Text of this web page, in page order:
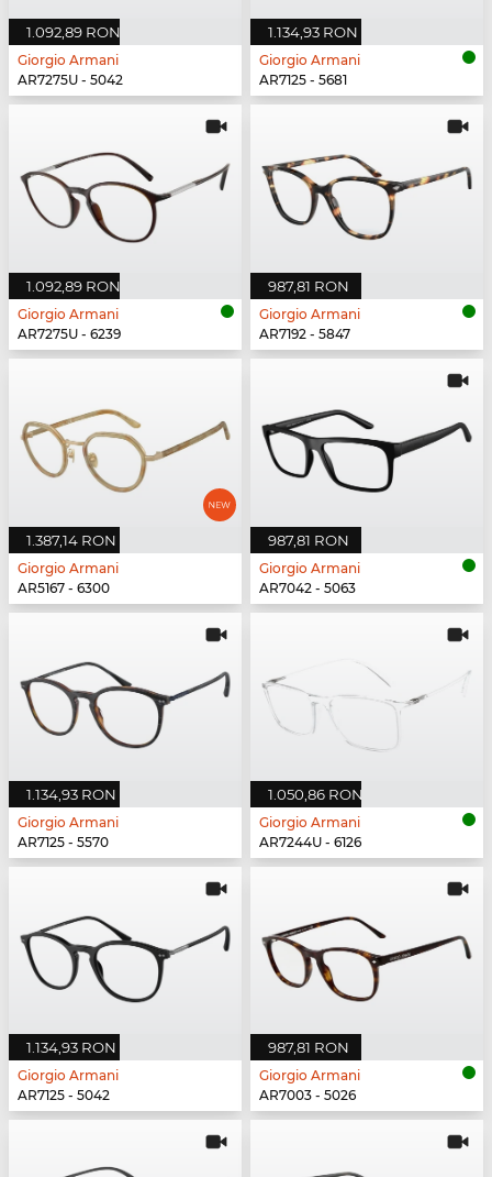
1.092,89 RON
Giorgio Armani
AR7275U - 5042
1.134,93 RON
Giorgio Armani
AR7125 - 5681
1.092,89 RON
Giorgio Armani
AR7275U - 6239
987,81 RON
Giorgio Armani
AR7192 - 5847
1.387,14 RON
Giorgio Armani
AR5167 - 6300
987,81 RON
Giorgio Armani
AR7042 - 5063
1.134,93 RON
Giorgio Armani
AR7125 - 5570
1.050,86 RON
Giorgio Armani
AR7244U - 6126
1.134,93 RON
Giorgio Armani
AR7125 - 5042
987,81 RON
Giorgio Armani
AR7003 - 5026